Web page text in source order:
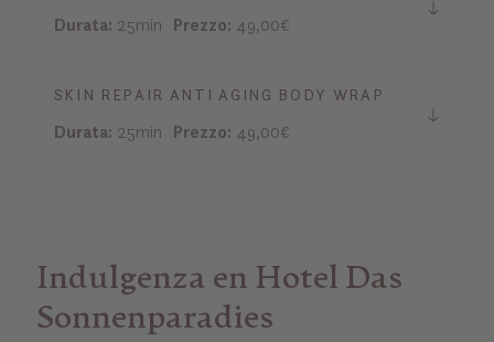
Durata: 25min Prezzo: 49,00€
SKIN REPAIR ANTI AGING BODY WRAP
Durata: 25min Prezzo: 49,00€
Indulgenza en Hotel Das
Sonnenparadies